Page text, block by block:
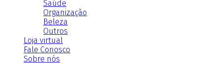
Saúde
Organização
Beleza
Outros
Loja virtual
Fale Conosco
Sobre nós